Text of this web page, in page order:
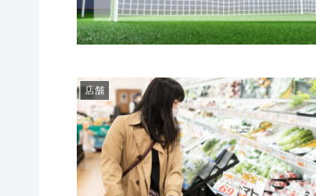
店舗